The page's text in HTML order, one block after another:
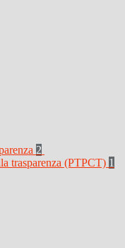
2
trasparenza (PTPCT) 1